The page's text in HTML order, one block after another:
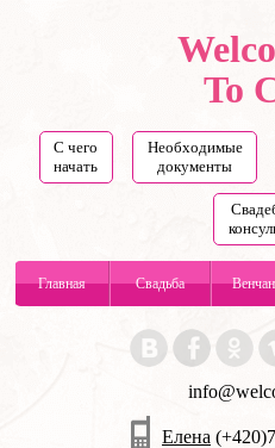
To
С чего
начать
Необходимые
документы
Главная Свадьба
Елена